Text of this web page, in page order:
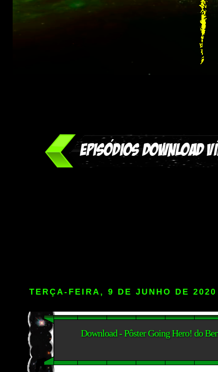
TERÇA-FEIRA, 9 DE JUNHO DE 2020
Download - Pôster Going Hero! do